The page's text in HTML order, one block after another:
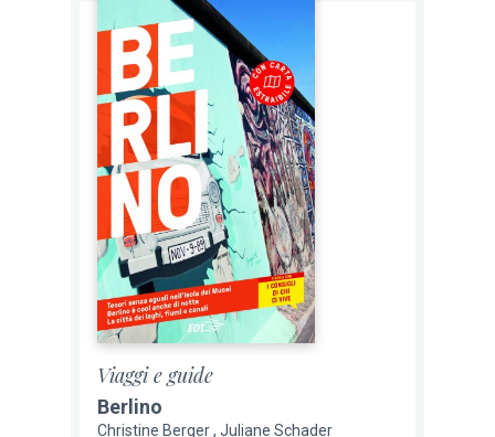
Viaggi e guide
Berlino
Christine Berger Juliane Schader